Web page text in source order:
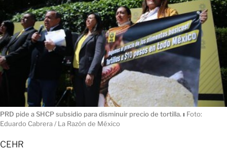
PRD pide a SHCP subsidio para disminuir precio de tortilla. ı Foto:
Eduardo Cabrera / La Razón de México
CEHR